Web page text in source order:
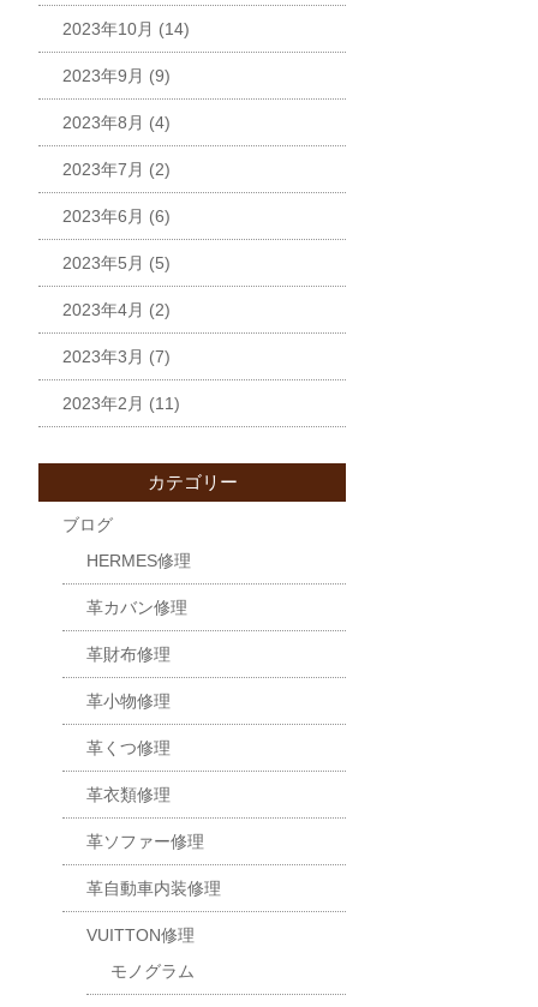
2023年10月 (14)
2023年9月 (9)
2023年8月 (4)
2023年7月 (2)
2023年6月 (6)
2023年5月 (5)
2023年4月 (2)
2023年3月 (7)
2023年2月 (11)
カテゴリー
ブログ
HERMES修理
革カバン修理
革財布修理
革小物修理
革くつ修理
革衣類修理
革ソファー修理
革自動車内装修理
VUITTON修理
モノグラム